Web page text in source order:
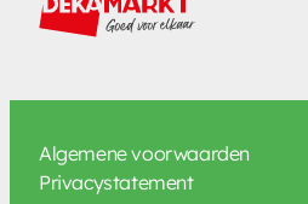
Algemene voorwaarden
Privacystatement